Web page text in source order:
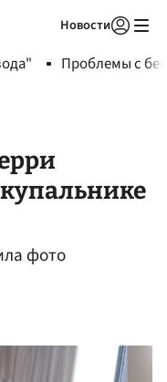
Новости
Проблемы с
фото